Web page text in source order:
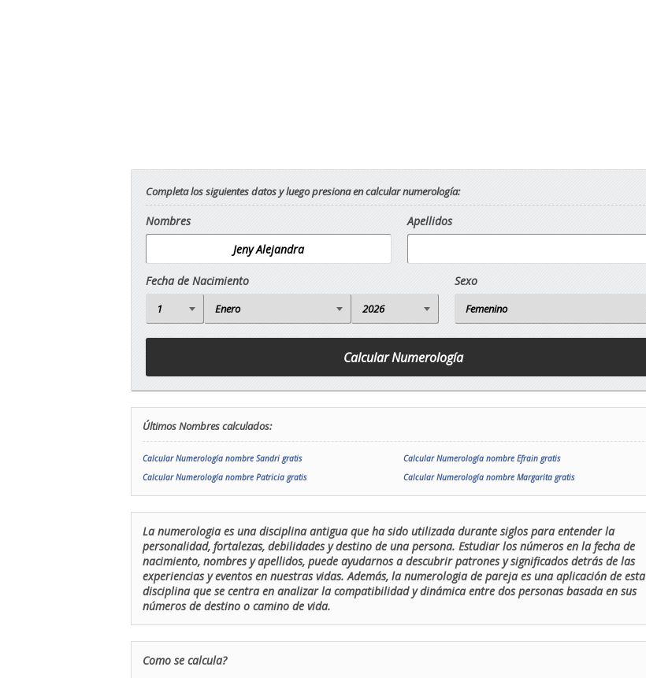
Completa los siguientes datos y luego presiona en calcular numerología:
Nombres Apellidos
Fecha de Nacimiento Sexo
Últimos Nombres calculados:
Calcular Numerología nombre Sandri gratis
Calcular Numerología nombre Efrain gratis
Calcular Numerología nombre Patricia gratis
Calcular Numerología nombre Margarita gratis
La numerologia es una disciplina antigua que ha sido utilizada durante siglos para entender la
personalidad, fortalezas, debilidades y destino de una persona. Estudiar los números en la fecha de
nacimiento, nombres y apellidos, puede ayudarnos a descubrir patrones y significados detrás de las
experiencias y eventos en nuestras vidas. Además, la numerologia de pareja es una aplicación de esta
disciplina que se centra en analizar la compatibilidad y dinámica entre dos personas basada en sus
números de destino o camino de vida.
Como se calcula?